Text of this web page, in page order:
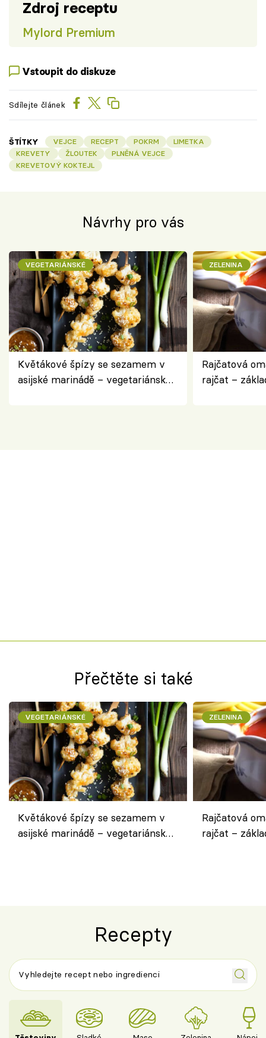
Zdroj receptu
Mylord Premium
Vstoupit do diskuze
Sdílejte článek
ŠTÍTKY VEJCE RECEPT POKRM
LIMETKA
KREVETY
ŽLOUTEK
PLNĚNÁ VEJCE
KREVETOVÝ KOKTEJL
Návrhy pro vás
VEGETARIÁNSKÉ
Květákové špízy se sezamem v
asijské marinádě – vegetariánská
ZELENINA
Rajčatová
rajčat –
Přečtěte si také
VEGETARIÁNSKÉ
Květákové špízy se sezamem v
asijské marinádě – vegetariánská
ZELENINA
Rajčatová
rajčat –
Recepty